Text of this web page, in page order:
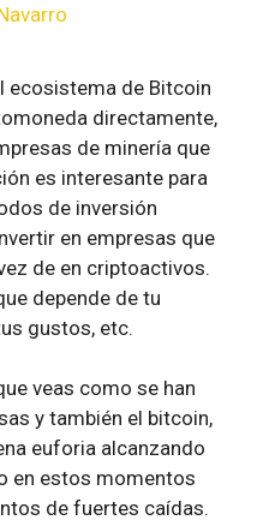
ecosistema de Bitcoin
directamente,
de minería que
es interesante para
de inversión
en empresas que
de en criptoactivos.
depende de tu
gustos, etc.
veas como se han
y también el bitcoin,
euforia alcanzando
en estos momentos
de fuertes caídas.